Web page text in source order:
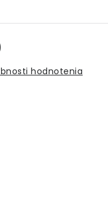
hodnotenia